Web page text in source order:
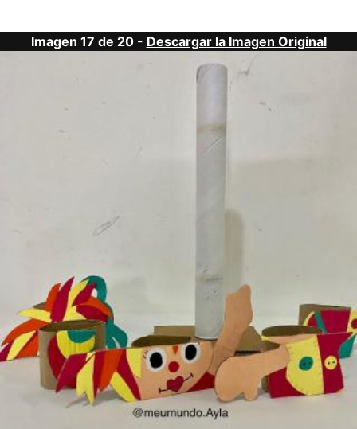
Imagen 17 de 20 - Descargar la Imagen Original